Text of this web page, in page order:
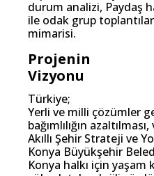
durum analizi, Paydaş
ile odak grup
mimarisi.
Projenin
Vizyonu
Türkiye;
Yerli ve milli çözümler
bağımlılığın
Akıllı Şehir Strateji ve
Konya Büyükşehir
Konya halkı için yaşam